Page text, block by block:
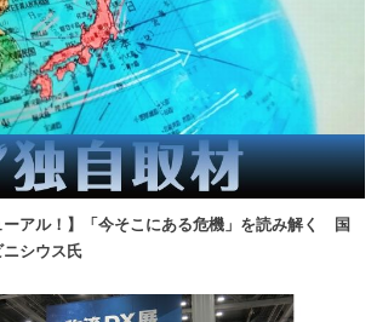
ーアル！】「今そこにある危機」を読み解く 国
シウス氏